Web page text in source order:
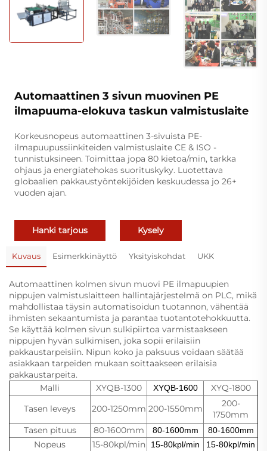
Automaattinen 3 sivun muovinen PE
ilmapuuma-elokuva taskun valmistuslaite
Korkeusnopeus automaattinen 3-sivuista PE-
ilmapuupussiinkiteiden valmistuslaite CE & ISO -
tunnistuksineen. Toimittaa jopa 80 kietoa/min, tarkka
ohjaus ja energiatehokas suorituskyky. Luotettava
globaalien pakkaustyöntekijöiden keskuudessa jo 26+
vuoden ajan.
Hanki tarjous Kysely
Kuvaus Esimerkkinäyttö Yksityiskohdat UKK
Automaattinen kolmen sivun muovi PE ilmapuupien
nippujen valmistuslaitteen hallintajärjestelmä on PLC, mikä
mahdollistaa täysin automatisoidun tuotannon, vähentää
ihmisten sekaantumista ja parantaa tuotantotehokkuutta.
Se käyttää kolmen sivun sulkipiirtoa varmistaakseen
nippujen hyvän sulkimisen, joka sopii erilaisiin
pakkaustarpeisiin. Nipun koko ja paksuus voidaan säätää
asiakkaan tarpeiden mukaan soittaakseen erilaisia
pakkaustarpeita.
Malli
XYQB-1300 XYQB-1600
XYQ-1800
Tasen leveys
200-1250mm 200-1550mm
200-
1750mm
Tasen pituus
80-1600mm 80-1600mm 80-1600mm
Nopeus 15-80kpl/min 15-80kpl/min 15-80kpl/min